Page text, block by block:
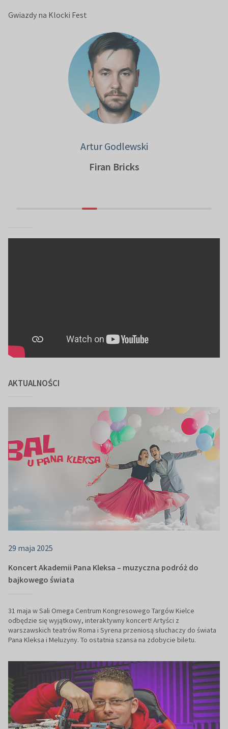
Gwiazdy na Klocki Fest
Artur Godlewski
Firan Bricks
AKTUALNOŚCI
29 maja 2025
Koncert Akademii Pana Kleksa – muzyczna podróż do
bajkowego świata
31 maja w Sali Omega Centrum Kongresowego Targów Kielce
odbędzie się wyjątkowy, interaktywny koncert! Artyści z
warszawskich teatrów Roma i Syrena przeniosą słuchaczy do świata
Pana Kleksa i Meluzyny. To ostatnia szansa na zdobycie biletu.